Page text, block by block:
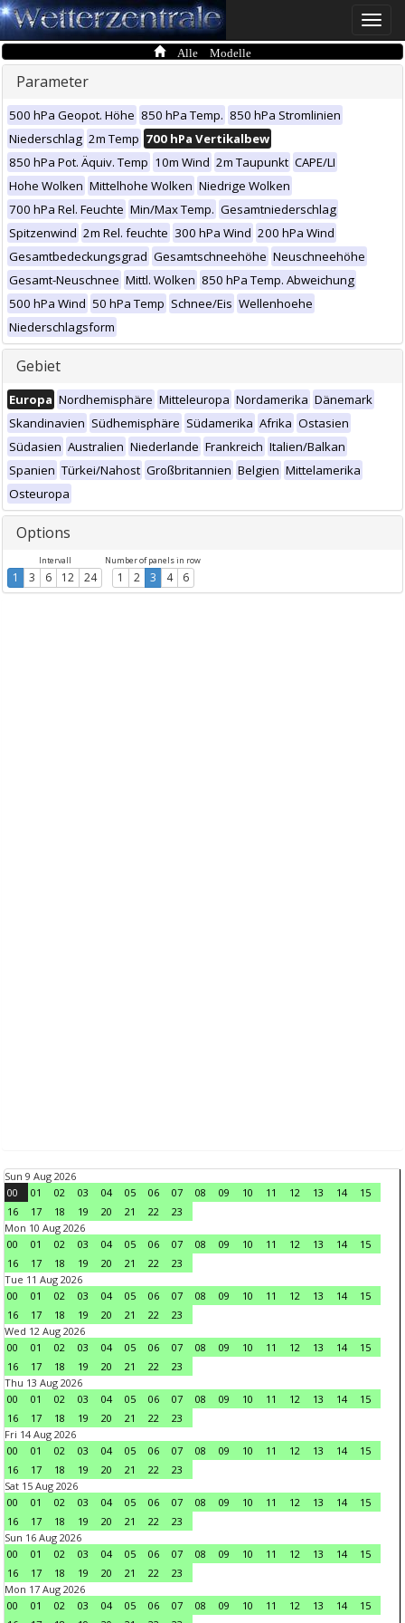
Toggle
Alle Modelle
Parameter
500 hPa Geopot. Höhe 850 hPa Temp. 850 hPa Stromlinien
Niederschlag 2m Temp 700 hPa Vertikalbew
850 hPa Pot. Äquiv. Temp 10m Wind 2m Taupunkt CAPE/LI
Hohe Wolken Mittelhohe Wolken Niedrige Wolken
700 hPa Rel. Feuchte Min/Max Temp. Gesamtniederschlag
Spitzenwind 2m Rel. feuchte 300 hPa Wind 200 hPa Wind
Gesamtbedeckungsgrad Gesamtschneehöhe Neuschneehöhe
Gesamt-Neuschnee Mittl. Wolken 850 hPa Temp. Abweichung
500 hPa Wind 50 hPa Temp Schnee/Eis Wellenhoehe
Niederschlagsform
Gebiet
Europa Nordhemisphäre Mitteleuropa Nordamerika Dänemark
Skandinavien Südhemisphäre Südamerika Afrika Ostasien
Südasien Australien Niederlande Frankreich Italien/Balkan
Spanien Türkei/Nahost Großbritannien Belgien Mittelamerika
Osteuropa
Options
Intervall
1 3 6 12 24
Number of panels in row
1 2 3 4 6
Sun 9 Aug 2026
00
01 02 03 04 05 06 07 08 09 10 11 12 13 14
15
16
17 18 19 20 21 22
23
Mon 10 Aug 2026
00
01 02 03 04 05 06 07 08 09 10 11 12 13 14
15
16
17 18 19 20 21 22
23
Tue 11 Aug 2026
00
01 02 03 04 05 06 07 08 09 10 11 12 13 14
15
16
17 18 19 20 21 22
23
Wed 12 Aug 2026
00
01 02 03 04 05 06 07 08 09 10 11 12 13 14
15
16
17 18 19 20 21 22
23
Thu 13 Aug 2026
00
01 02 03 04 05 06 07 08 09 10 11 12 13 14
15
16
17 18 19 20 21 22
23
Fri 14 Aug 2026
00
01 02 03 04 05 06 07 08 09 10 11 12 13 14
15
16
17 18 19 20 21 22
23
Sat 15 Aug 2026
00
01 02 03 04 05 06 07 08 09 10 11 12 13 14
15
16
17 18 19 20 21 22
23
Sun 16 Aug 2026
00
01 02 03 04 05 06 07 08 09 10 11 12 13 14
15
16
17 18 19 20 21 22
23
Mon 17 Aug 2026
00
01 02 03 04 05 06 07 08 09 10 11 12 13 14
15